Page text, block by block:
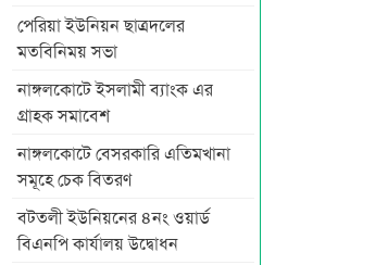
পেরিয়া ইউনিয়ন ছাত্রদলের
মতবিনিময় সভা
নাঙ্গলকোটে ইসলামী ব্যাংক এর
গ্রাহক সমাবেশ
নাঙ্গলকোটে বেসরকারি এতিমখানা
সমূহে চেক বিতরণ
বটতলী ইউনিয়নের ৪নং ওয়ার্ড
বিএনপি কার্যালয় উদ্বোধন